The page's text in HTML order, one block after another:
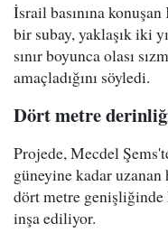
İsrail basınına
bir subay, yaklaşık iki
sınır boyunca olası
amaçladığını söyledi.
Dört metre
Projede, Mecdel
güneyine kadar
dört metre
inşa ediliyor.